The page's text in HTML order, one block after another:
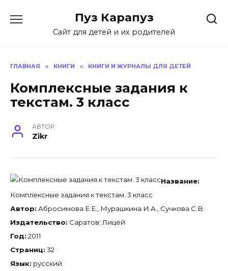
Пуз Карапуз
Сайт для детей и их родителей
ГЛАВНАЯ » КНИГИ » КНИГИ И ЖУРНАЛЫ ДЛЯ ДЕТЕЙ
Комплексные задания к
текстам. 3 класс
АВТОР
Zikr
Название:
Комплексные задания к текстам. 3 класс
Автор: Абросимова Е.Е., Мурашкина И.А., Сучкова С.В.
Издательство: Саратов: Лицей
Год: 2011
Страниц: 32
Язык: русский